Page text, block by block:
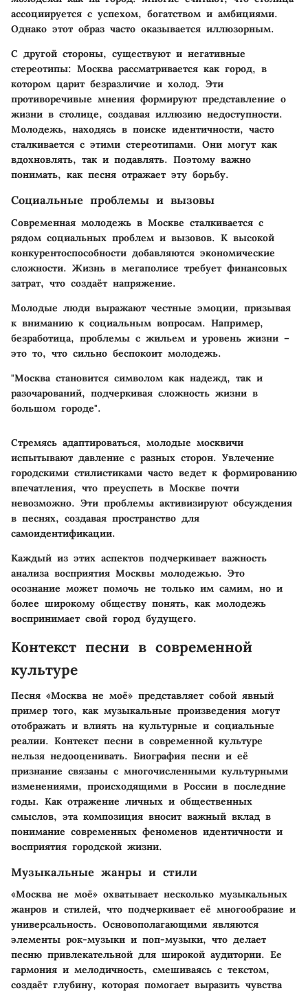
ассоциируется с успехом, богатством и амбициями.
Однако этот образ часто оказывается иллюзорным.
С другой стороны, существуют и негативные
стереотипы: Москва рассматривается как город, в
котором царит безразличие и холод. Эти
противоречивые мнения формируют представление о
жизни в столице, создавая иллюзию недоступности.
Молодежь, находясь в поиске идентичности, часто
сталкивается с этими стереотипами. Они могут как
вдохновлять, так и подавлять. Поэтому важно
понимать, как песня отражает эту борьбу.
Социальные проблемы и вызовы
Современная молодежь в Москве сталкивается с
рядом социальных проблем и вызовов. К высокой
конкурентоспособности добавляются экономические
сложности. Жизнь в мегаполисе требует финансовых
затрат, что создаёт напряжение.
Молодые люди выражают честные эмоции, призывая
к вниманию к социальным вопросам. Например,
безработица, проблемы с жильем и уровень жизни –
это то, что сильно беспокоит молодежь.
"Москва становится символом как надежд, так и
разочарований, подчеркивая сложность жизни в
большом городе".
Стремясь адаптироваться, молодые москвичи
испытывают давление с разных сторон. Увлечение
городскими стилистиками часто ведет к формированию
впечатления, что преуспеть в Москве почти
невозможно. Эти проблемы активизируют обсуждения
в песнях, создавая пространство для
самоидентификации.
Каждый из этих аспектов подчеркивает важность
анализа восприятия Москвы молодежью. Это
осознание может помочь не только им самим, но и
более широкому обществу понять, как молодежь
воспринимает свой город будущего.
Контекст песни в современной
культуре
Песня «Москва не моё» представляет собой явный
пример того, как музыкальные произведения могут
отображать и влиять на культурные и социальные
реалии. Контекст песни в современной культуре
нельзя недооценивать. Биография песни и её
признание связаны с многочисленными культурными
изменениями, происходящими в России в последние
годы. Как отражение личных и общественных
смыслов, эта композиция вносит важный вклад в
понимание современных феноменов идентичности и
восприятия городской жизни.
Музыкальные жанры и стили
«Москва не моё» охватывает несколько музыкальных
жанров и стилей, что подчеркивает её многообразие и
универсальность. Основополагающими являются
элементы рок-музыки и поп-музыки, что делает
песню привлекательной для широкой аудитории. Ее
гармония и мелодичность, смешиваясь с текстом,
создаёт глубину, которая помогает выразить чувства